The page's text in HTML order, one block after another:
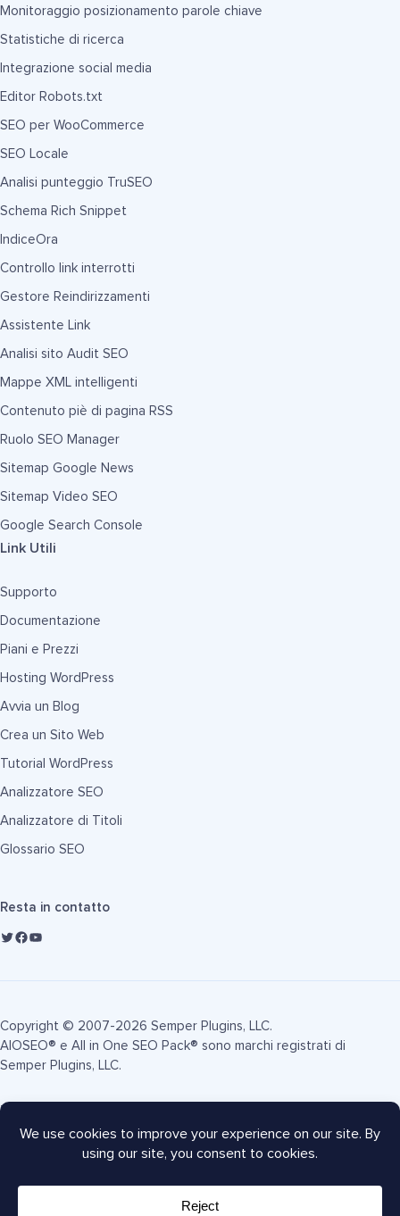
Monitoraggio posizionamento parole chiave
Statistiche di ricerca
Integrazione social media
Editor Robots.txt
SEO per WooCommerce
SEO Locale
Analisi punteggio TruSEO
Schema Rich Snippet
IndiceOra
Controllo link interrotti
Gestore Reindirizzamenti
Assistente Link
Analisi sito Audit SEO
Mappe XML intelligenti
Contenuto piè di pagina RSS
Ruolo SEO Manager
Sitemap Google News
Sitemap Video SEO
Google Search Console
Link Utili
Supporto
Documentazione
Piani e Prezzi
Hosting WordPress
Avvia un Blog
Crea un Sito Web
Tutorial WordPress
Analizzatore SEO
Analizzatore di Titoli
Glossario SEO
Resta in contatto
Copyright © 2007-2026 Semper Plugins, LLC.
AIOSEO® e All in One SEO Pack® sono marchi registrati di
Semper Plugins, LLC.
Termini di Servizio
Mappa del sito
Coupon AIOSEO